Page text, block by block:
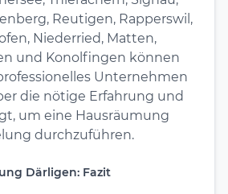
Reutigen, Rapperswil,
Niederried, Matten,
und Konolfingen können
Unternehmen
die nötige Erfahrung und
um eine Hausräumung
durchzuführen.
Därligen: Fazit